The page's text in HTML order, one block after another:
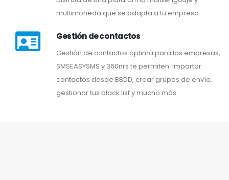
multimoneda que se adapta a tu empresa.
Gestión de contactos
Gestión de contactos óptima para las empresas,
SMSEASYSMS y 360nrs te permiten: importar
contactos desde BBDD, crear grupos de envío,
gestionar tus black list y mucho más.